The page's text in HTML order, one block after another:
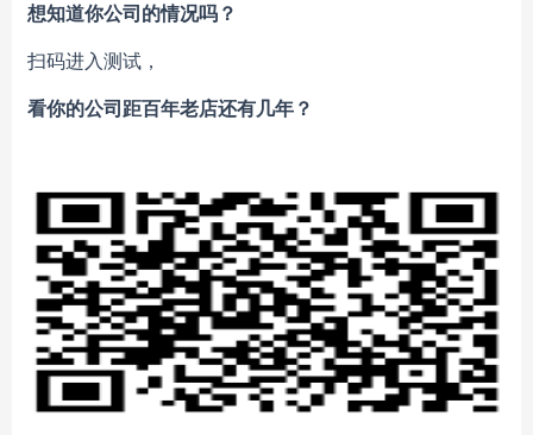
想知道你公司的情况吗？
扫码进入测试，
看你的公司距百年老店还有几年？